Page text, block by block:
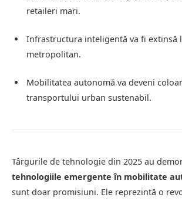
retaileri mari.
Infrastructura inteligentă va fi extinsă
metropolitan.
Mobilitatea autonomă va deveni
transportului urban sustenabil.
Târgurile de tehnologie din 2025 au
tehnologiile emergente în mobilitate
sunt doar promisiuni. Ele reprezintă o